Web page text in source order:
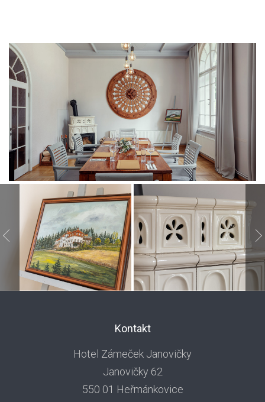
Kontakt
Hotel Zámeček Janovičky
Janovičky 62
550 01 Heřmánkovice